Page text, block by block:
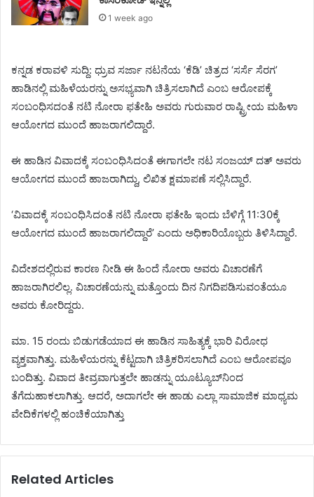
1 week ago
ಕನ್ನಡ ಕರಾವಳಿ ಸುದ್ದಿ: ಧ್ರುವ ಸರ್ಜಾ ನಟನೆಯ ‘ಕೆಡಿ’ ಚಿತ್ರದ ‘ಸರ್ಸೆ ಸೆರಗ’
ಹಾಡಿನಲ್ಲಿ ಮಹಿಳೆಯರನ್ನು ಅಸಭ್ಯವಾಗಿ ಚಿತ್ರಿಸಲಾಗಿದೆ ಎಂಬ ಆರೋಪಕ್ಕೆ
ಸಂಬಂಧಿಸದಂತೆ ನಟಿ ನೋರಾ ಫತೇಹಿ ಅವರು ಗುರುವಾರ ರಾಷ್ಟ್ರೀಯ ಮಹಿಳಾ
ಆಯೋಗದ ಮುಂದೆ ಹಾಜರಾಗಲಿದ್ದಾರೆ.
ಈ ಹಾಡಿನ ವಿವಾದಕ್ಕೆ ಸಂಬಂಧಿಸಿದಂತೆ ಈಗಾಗಲೇ ನಟ ಸಂಜಯ್ ದತ್ ಅವರು
ಆಯೋಗದ ಮುಂದೆ ಹಾಜರಾಗಿದ್ದು, ಲಿಖಿತ ಕ್ಷಮಾಪಣೆ ಸಲ್ಲಿಸಿದ್ದಾರೆ.
‘ವಿವಾದಕ್ಕೆ ಸಂಬಂಧಿಸಿದಂತೆ ನಟಿ ನೋರಾ ಫತೇಹಿ ಇಂದು ಬೆಳಿಗ್ಗೆ 11:30ಕ್ಕೆ
ಆಯೋಗದ ಮುಂದೆ ಹಾಜರಾಗಲಿದ್ದಾರೆ’ ಎಂದು ಅಧಿಕಾರಿಯೊಬ್ಬರು ತಿಳಿಸಿದ್ದಾರೆ.
ವಿದೇಶದಲ್ಲಿರುವ ಕಾರಣ ನೀಡಿ ಈ ಹಿಂದೆ ನೋರಾ ಅವರು ವಿಚಾರಣೆಗೆ
ಹಾಜರಾಗಿರಲಿಲ್ಲ. ವಿಚಾರಣೆಯನ್ನು ಮತ್ತೊಂದು ದಿನ ನಿಗದಿಪಡಿಸುವಂತೆಯೂ
ಅವರು ಕೋರಿದ್ದರು.
ಮಾ. 15 ರಂದು ಬಿಡುಗಡೆಯಾದ ಈ ಹಾಡಿನ ಸಾಹಿತ್ಯಕ್ಕೆ ಭಾರಿ ವಿರೋಧ
ವ್ಯಕ್ತವಾಗಿತ್ತು. ಮಹಿಳೆಯರನ್ನು ಕೆಟ್ಟದಾಗಿ ಚಿತ್ರಿಕರಿಸಲಾಗಿದೆ ಎಂಬ ಆರೋಪವೂ
ಬಂದಿತ್ತು. ವಿವಾದ ತೀವ್ರವಾಗುತ್ತಲೇ ಹಾಡನ್ನು ಯೂಟ್ಯೂಬ್‌ನಿಂದ
ತೆಗೆದುಹಾಕಲಾಗಿತ್ತು. ಆದರೆ, ಅದಾಗಲೇ ಈ ಹಾಡು ಎಲ್ಲಾ ಸಾಮಾಜಿಕ ಮಾಧ್ಯಮ
ವೇದಿಕೆಗಳಲ್ಲಿ ಹಂಚಿಕೆಯಾಗಿತ್ತು
Related Articles